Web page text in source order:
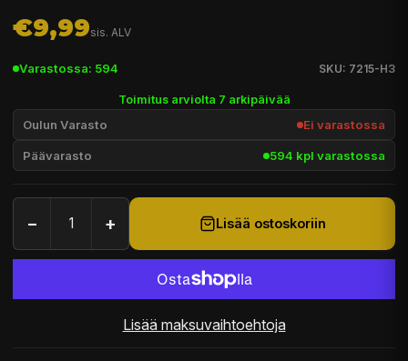
€9,99sis. ALV
Varastossa: 594 SKU: 7215-H3
Toimitus arviolta 7 arkipäivää
Oulun Varasto Ei varastossa
Päävarasto 594 kpl varastossa
− + Lisää ostoskoriin
Lisää maksuvaihtoehtoja